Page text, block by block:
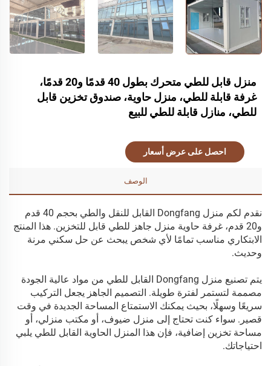
منزل قابل للطي متحرك بطول 40 قدمًا و20 قدمًا،
غرفة قابلة للطي، منزل حاوية، صندوق تخزين قابل
للطي، منازل قابلة للطي للبيع
احصل على عرض أسعار
الوصف
نقدم لكم منزل Dongfang القابل للنقل والطي بحجم 40 قدم
و20 قدم، غرفة حاوية منزل جاهز للطي قابل للتخزين. هذا المنتج
الابتكاري مناسب تمامًا لأي شخص يبحث عن حل سكني مرنة
وحديث.
يتم تصنيع منزل Dongfang القابل للطي من مواد عالية الجودة
مصممة لتستمر لفترة طويلة. التصميم الجاهز يجعل التركيب
سريعًا وسهلًا، بحيث يمكنك الاستمتاع المساحة الجديدة في وقت
قصير. سواء كنت تحتاج إلى منزل ضيوف، أو مكتب منزلي، أو
مساحة تخزين إضافية، فإن هذا المنزل الحاوية القابل للطي يلبي
احتياجاتك.